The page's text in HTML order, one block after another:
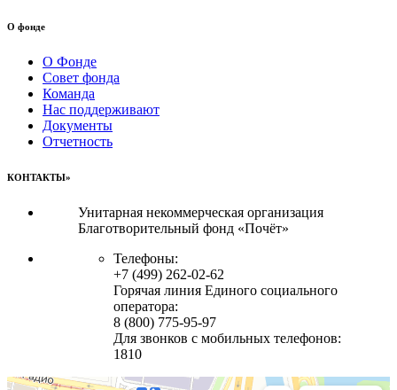
О фонде
О Фонде
Совет фонда
Команда
Нас поддерживают
Документы
Отчетность
КОНТАКТЫ»
Унитарная некоммерческая организация
Благотворительный фонд «Почёт»
Телефоны:
+7 (499) 262-02-62
Горячая линия Единого социального
оператора:
8 (800) 775-95-97
Для звонков с мобильных телефонов:
1810